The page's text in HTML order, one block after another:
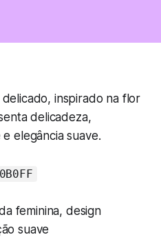
inspirado na flor
delicadeza,
elegância suave.
feminina, design
suave